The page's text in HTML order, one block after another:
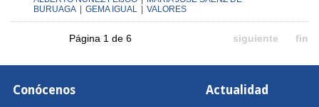
BURUAGA
GEMA IGUAL VALORES
Página 1 de 6 siguiente fin
Conócenos Actualidad